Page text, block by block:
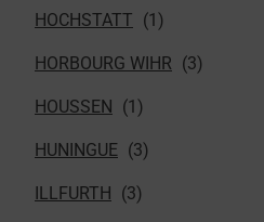
HOCHSTATT
HORBOURG WIHR
HOUSSEN
HUNINGUE
ILLFURTH